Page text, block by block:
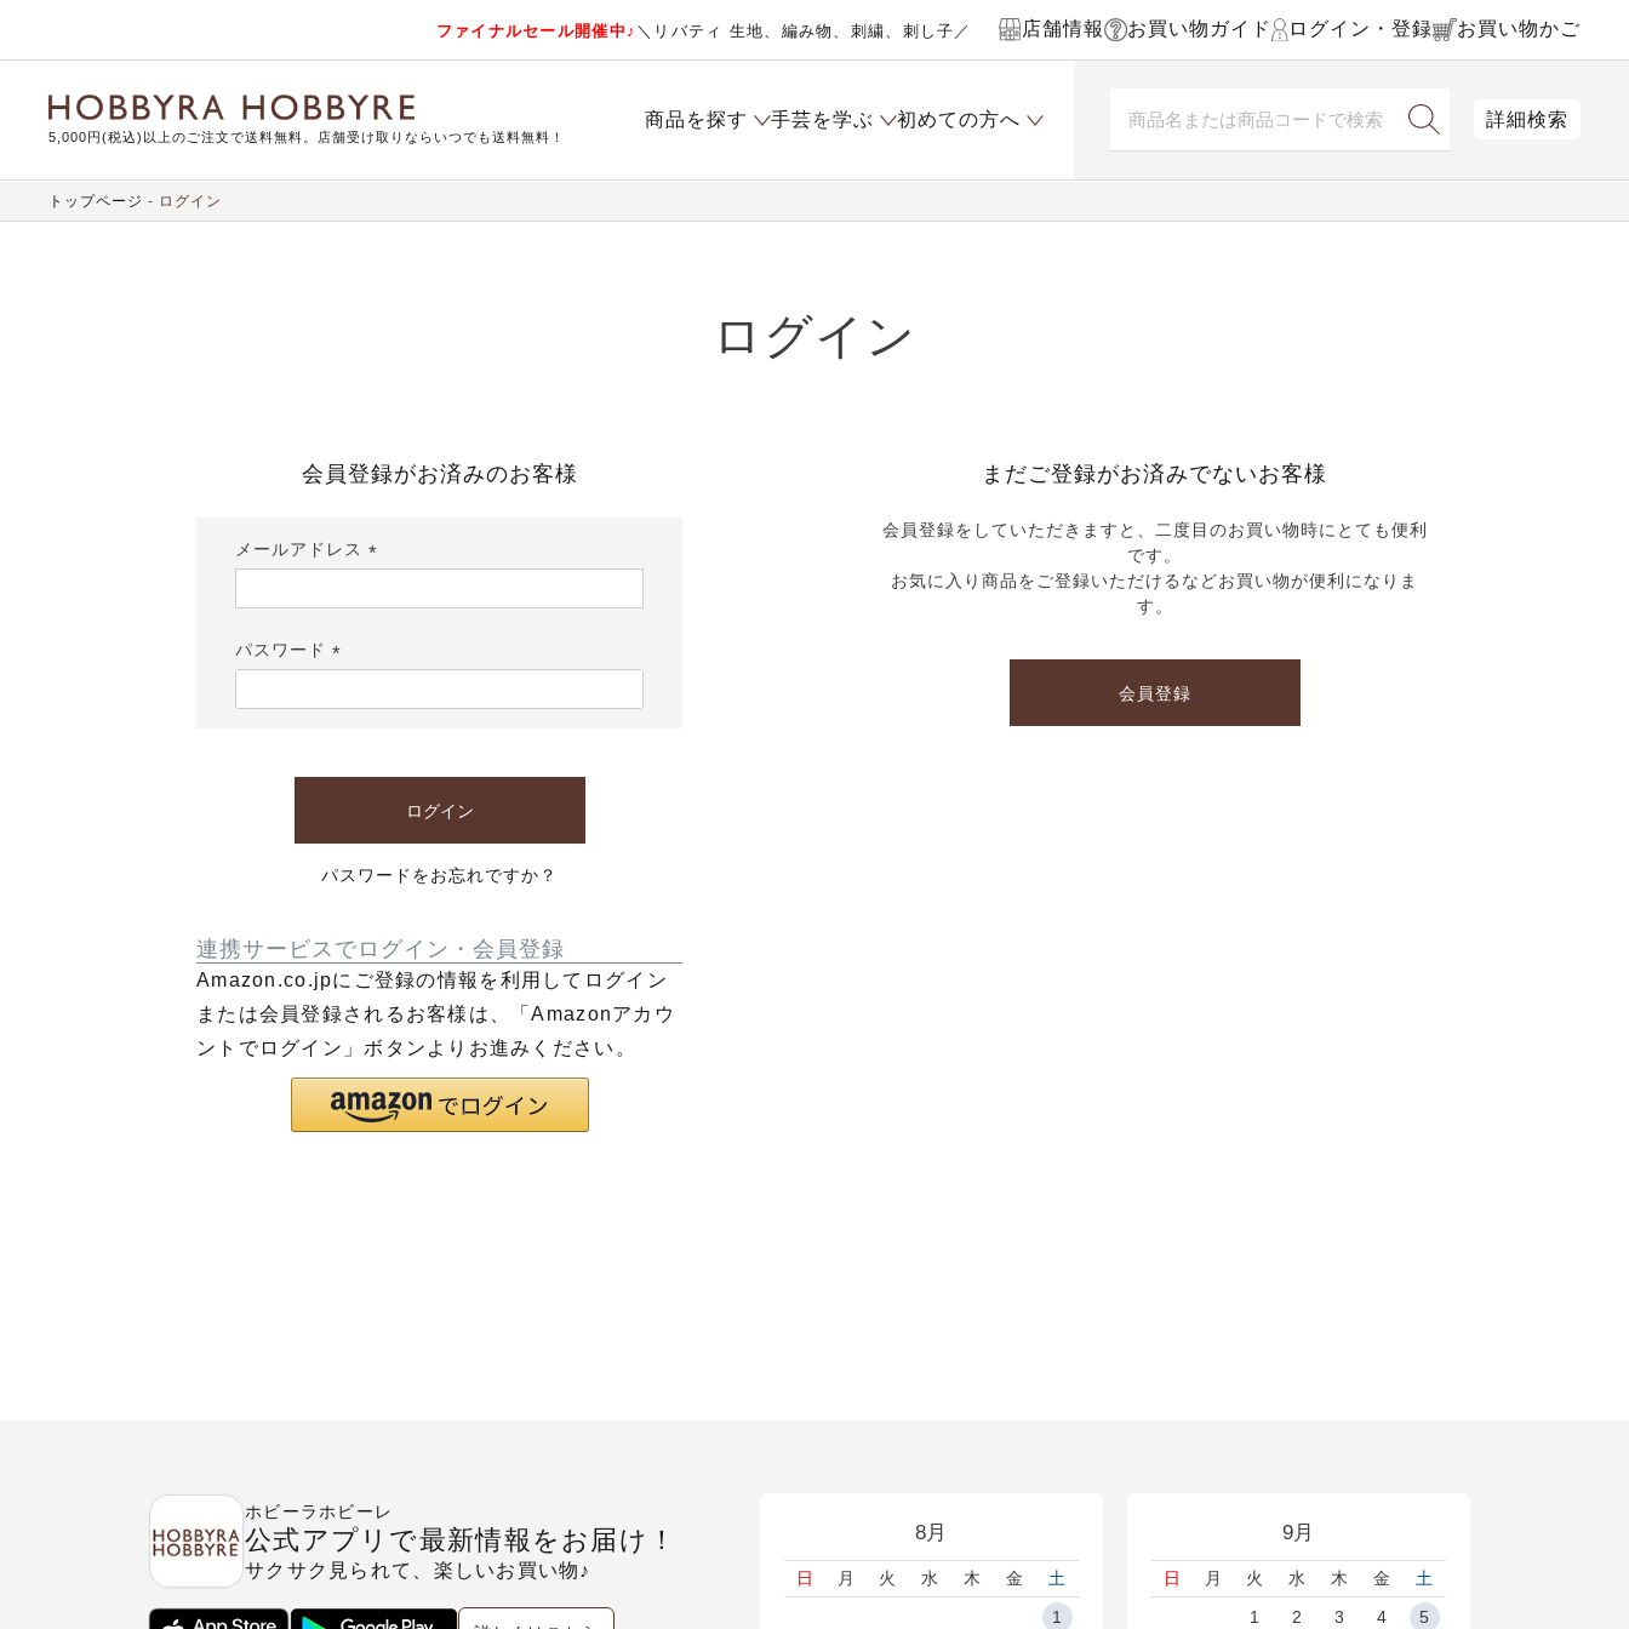
ファイナルセール開催中♪ ＼リバティ 生地、編み物、刺繍、刺し子／ 店舗情報 お買い物ガイド ログイン・登録 お買い物かご
5,000円(税込)以上のご注文で送料無料。店舗受け取りならいつでも送料無料！
商品を探す 手芸を学ぶ 初めての方へ 詳細検索
トップページ ログイン
ログイン
会員登録がお済みのお客様
メールアドレス
須)
パスワード
須)
ログイン
パスワードをお忘れですか？
連携サービスでログイン・会員登録
Amazon.co.jpにご登録の情報を利用してログイン
または会員登録されるお客様は、「Amazonアカウ
ントでログイン」ボタンよりお進みください。
まだご登録がお済みでないお客様
会員登録をしていただきますと、二度目のお買い物時にとても便利
です。
お気に入り商品をご登録いただけるなどお買い物が便利になりま
す。
会員登録
8月
日 月 火 水 木 金
土
1
9月
日 月 火 水 木 金
土
1
2 3 4 5
ホビーラホビーレ
公式アプリで最新情報をお届け！
サクサク見られて、楽しいお買い物♪